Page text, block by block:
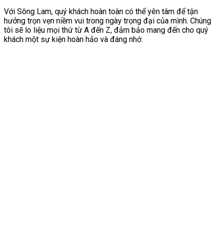
Với Sông Lam, quý khách hoàn toàn có thể yên tâm để tận
hưởng trọn vẹn niềm vui trong ngày trọng đại của mình. Chúng
tôi sẽ lo liệu mọi thứ từ A đến Z, đảm bảo mang đến cho quý
khách một sự kiện hoàn hảo và đáng nhớ.